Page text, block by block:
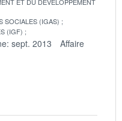
SOCIALES (IGAS)
(IGF)
sept. 2013
Affaire